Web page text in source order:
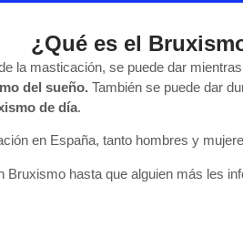
¿Qué es el
la masticación, se puede dar
del sueño.También se puede dar
de día.
en España, tanto hombres y
hasta que alguien más les